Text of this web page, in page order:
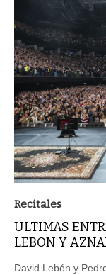
Recitales
ULTIMAS
LEBON Y
David Lebón y